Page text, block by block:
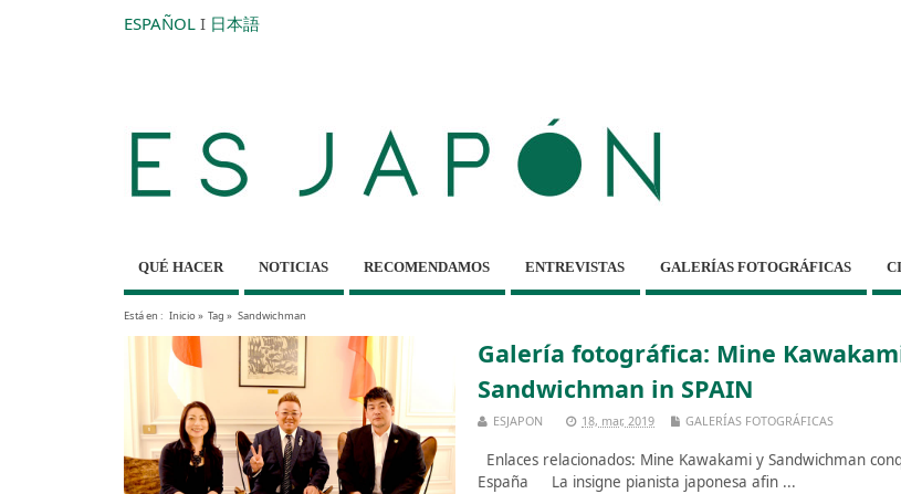
ESPAÑOL I 日本語
QUÉ HACER NOTICIAS RECOMENDAMOS ENTREVISTAS GALERÍAS FOTOGRÁFICAS
Está en : Inicio» Tag » Sandwichman
Galería fotográfica: Mine
Sandwichman in SPAIN
ESJAPON 18, mar, 2019 GALERÍAS FOTOGRÁFICAS
Enlaces relacionados: Mine Kawakami y Sandwichman
España La insigne pianista japonesa afin ...